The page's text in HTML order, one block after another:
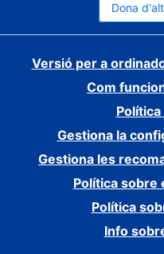
Dona
Versió per a
Com
Gestiona la
Gestiona les
Política sobre
Política
Info